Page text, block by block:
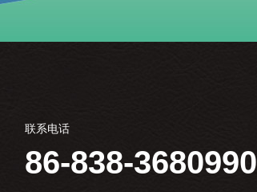
联系电话
86-838-3680990